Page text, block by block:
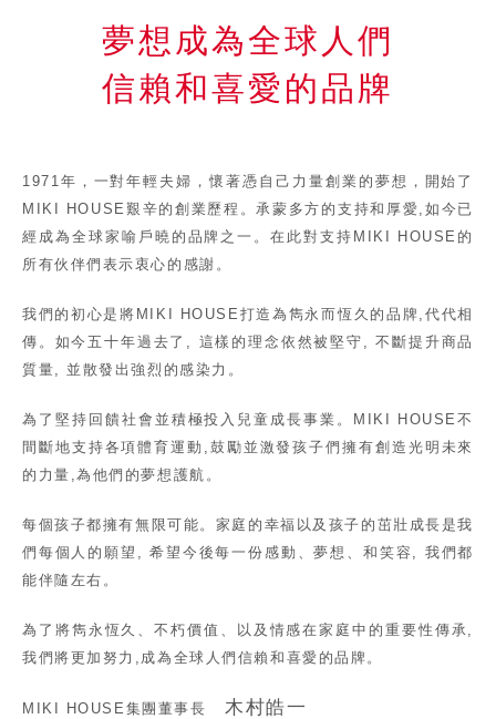
夢想成為全球人們
信賴和喜愛的品牌
1971年，一對年輕夫婦，懷著憑自己力量創業的夢想，開始了
MIKI HOUSE艱辛的創業歷程。承蒙多方的支持和厚愛,如今已
經成為全球家喻戶曉的品牌之一。在此對支持MIKI HOUSE的
所有伙伴們表示衷心的感謝。
我們的初心是將MIKI HOUSE打造為雋永而恆久的品牌,代代相
傳。如今五十年過去了, 這樣的理念依然被堅守, 不斷提升商品
質量, 並散發出強烈的感染力。
為了堅持回饋社會並積極投入兒童成長事業。MIKI HOUSE不
間斷地支持各項體育運動,鼓勵並激發孩子們擁有創造光明未來
的力量,為他們的夢想護航。
每個孩子都擁有無限可能。家庭的幸福以及孩子的茁壯成長是我
們每個人的願望, 希望今後每一份感動、夢想、和笑容, 我們都
能伴隨左右。
為了將雋永恆久、不朽價值、以及情感在家庭中的重要性傳承,
我們將更加努力,成為全球人們信賴和喜愛的品牌。
MIKI HOUSE集團董事長 木村皓一